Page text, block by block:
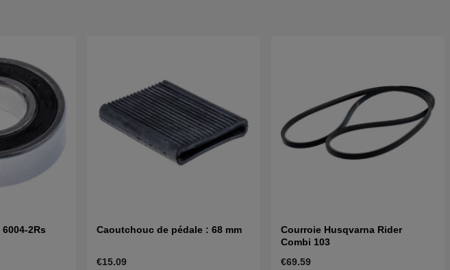
2Rs Caoutchouc de pédale : 68 mm
€15.09
Courroie Husqvarna Rider
Combi 103
€69.59